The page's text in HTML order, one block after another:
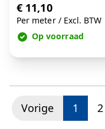
€ 11,10
Per meter/ Excl. BTW
Op voorraad
Vorige U
1 2